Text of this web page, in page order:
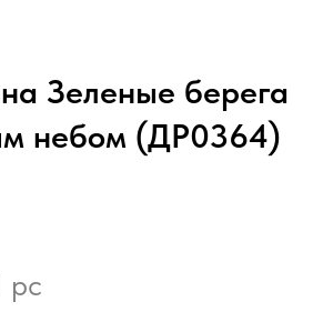
Зеленые берега
небом (ДР0364)
pc